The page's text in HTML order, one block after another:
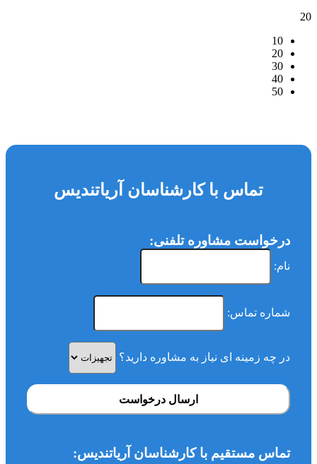
20
10
20
30
40
50
تماس با کارشناسان آریاتندیس
درخواست مشاوره تلفنی:
نام:
شماره تماس:
در چه زمینه ای نیاز به مشاوره دارید؟
ارسال درخواست
تماس مستقیم با کارشناسان آریاتندیس: